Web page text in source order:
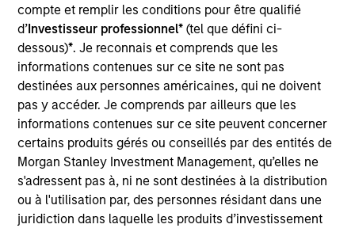
compte et remplir les conditions pour être qualifié
d’Investisseur professionnel*(tel que défini ci-
dessous)*. Je reconnais et comprends que les
informations contenues sur ce site ne sont pas
destinées aux personnes américaines, qui ne doivent
pas y accéder. Je comprends par ailleurs que les
informations contenues sur ce site peuvent concerner
certains produits gérés ou conseillés par des entités de
Morgan Stanley Investment Management, qu’elles ne
s'adressent pas à, ni ne sont destinées à la distribution
ou à l'utilisation par, des personnes résidant dans une
juridiction dans laquelle les produits d’investissement
William is a portfolio manager and Head of the
International Equity team, based in London. He
joined Morgan Stanley in 1994 and has 33 years of
investment experience. Prior to joining the firm, he
worked at Credit Suisse First Boston’s Corporate
Finance Group and was a management consultant
with Arthur D. Little. William holds a B.A. in Modern
History from Keble College, Oxford. He is a
longstanding sponsor of the creative arts, including
Glyndebourne Opera.